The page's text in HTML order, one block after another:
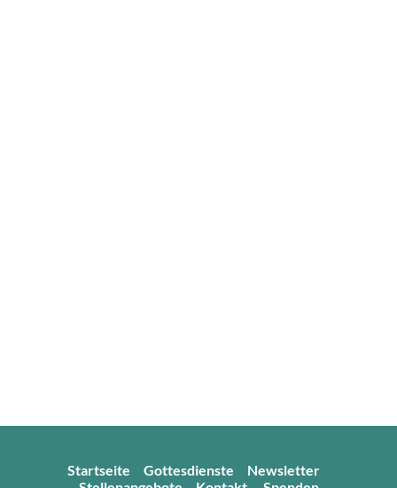
Startseite Gottesdienste
Newsletter